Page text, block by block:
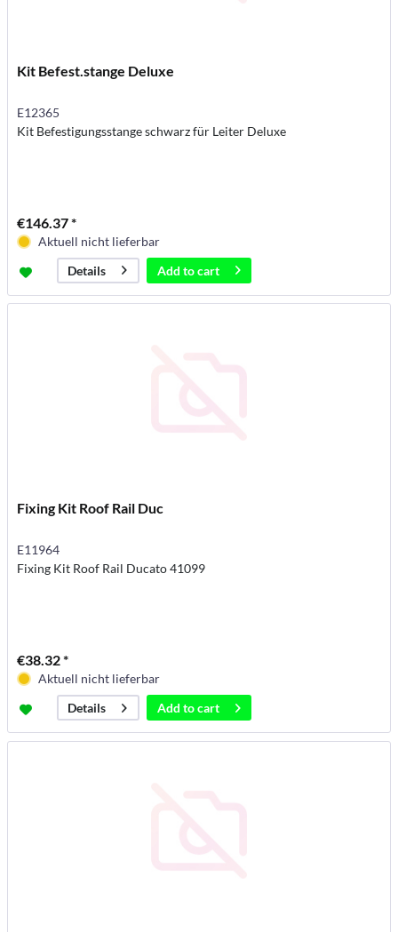
Kit Befest.stange Deluxe
E12365
Kit Befestigungsstange schwarz für Leiter Deluxe
€146.37 *
Aktuell nicht lieferbar
Details
Add tocart
Fixing Kit Roof Rail Duc
E11964
Fixing Kit Roof Rail Ducato 41099
€38.32 *
Aktuell nicht lieferbar
Details
Add tocart